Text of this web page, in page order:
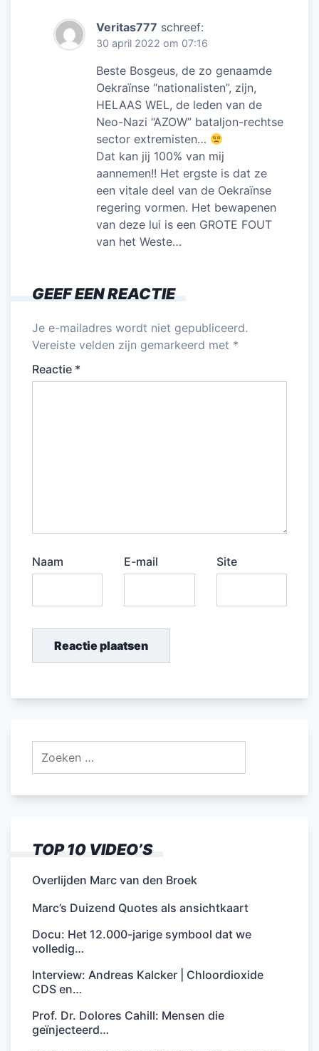
Veritas777 schreef:
30 april 2022 om 07:16
Beste Bosgeus, de zo genaamde
Oekraïnse “nationalisten”, zijn,
HELAAS WEL, de leden van de
Neo-Nazi “AZOW” bataljon-rechtse
sector extremisten…
Dat kan jij 100% van mij
aannemen!! Het ergste is dat ze
een vitale deel van de Oekraïnse
regering vormen. Het bewapenen
van deze lui is een GROTE FOUT
van het Weste…
GEEF EEN REACTIE
Je e-mailadres wordt niet gepubliceerd.
Vereiste velden zijn gemarkeerd met *
Reactie *
Naam E-mail Site
Zoeken
TOP 10 VIDEO’S
Overlijden Marc van den Broek
Marc’s Duizend Quotes als ansichtkaart
Docu: Het 12.000-jarige symbool dat we
volledig…
Interview: Andreas Kalcker | Chloordioxide
CDS en…
Prof. Dr. Dolores Cahill: Mensen die
geïnjecteerd…